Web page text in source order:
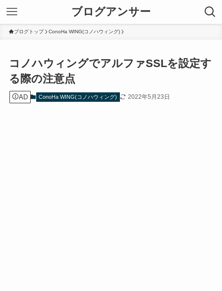
ブログアンサー
ブログトップ ConoHa WING(コノハウィング)
コノハウィングでアルファSSLを設定す
る際の注意点
AD ConoHa WING(コノハウィング) 2022年5月23日